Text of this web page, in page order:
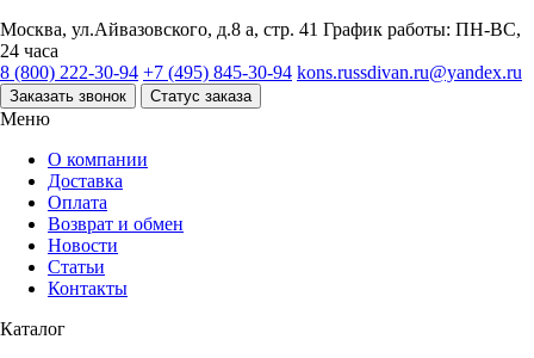
Москва, ул.Айвазовского, д.8 а, стр. 41 График работы: ПН-ВС,
24 часа
8 (800) 222-30-94 +7 (495) 845-30-94 kons.russdivan.ru@yandex.ru
Заказать звонок Статус заказа
Меню
О компании
Доставка
Оплата
Возврат и обмен
Новости
Статьи
Контакты
Каталог